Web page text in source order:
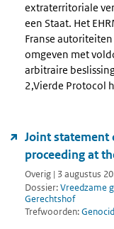
extraterritoriale
een Staat. Het
Franse
omgeven met
arbitraire
2,Vierde Protocol
Joint statement
proceeding at
Overig | 3 augustus
Dossier:Vreedzame
Gerechtshof
Trefwoorden: